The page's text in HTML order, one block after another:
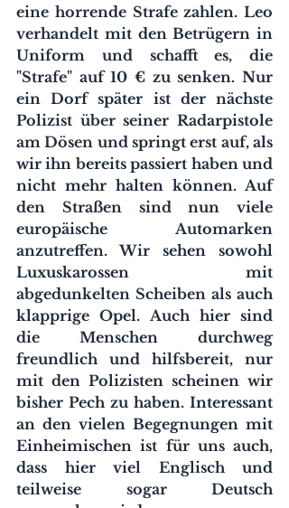
eine horrende Strafe zahlen. Leo
verhandelt mit den Betrügern in
Uniform und schafft es, die
"Strafe" auf 10 € zu senken. Nur
ein Dorf später ist der nächste
Polizist über seiner Radarpistole
am Dösen und springt erst auf, als
wir ihn bereits passiert haben und
nicht mehr halten können. Auf
den Straßen sind nun viele
europäische Automarken
anzutreffen. Wir sehen sowohl
Luxuskarossen mit
abgedunkelten Scheiben als auch
klapprige Opel. Auch hier sind
die Menschen durchweg
freundlich und hilfsbereit, nur
mit den Polizisten scheinen wir
bisher Pech zu haben. Interessant
an den vielen Begegnungen mit
Einheimischen ist für uns auch,
dass hier viel Englisch und
teilweise sogar Deutsch